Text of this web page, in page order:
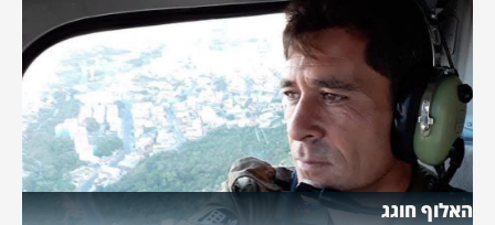
האלוף חוגג